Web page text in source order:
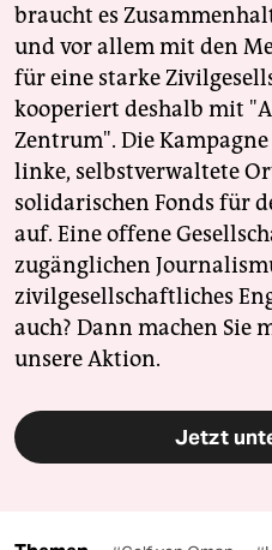
braucht es
und vor allem mit den
für eine starke
kooperiert deshalb mit
Zentrum". Die
linke, selbstverwaltete
solidarischen Fonds für
auf. Eine offene
zugänglichen
zivilgesellschaftliches
auch? Dann machen Sie
unsere Aktion.
Jetzt